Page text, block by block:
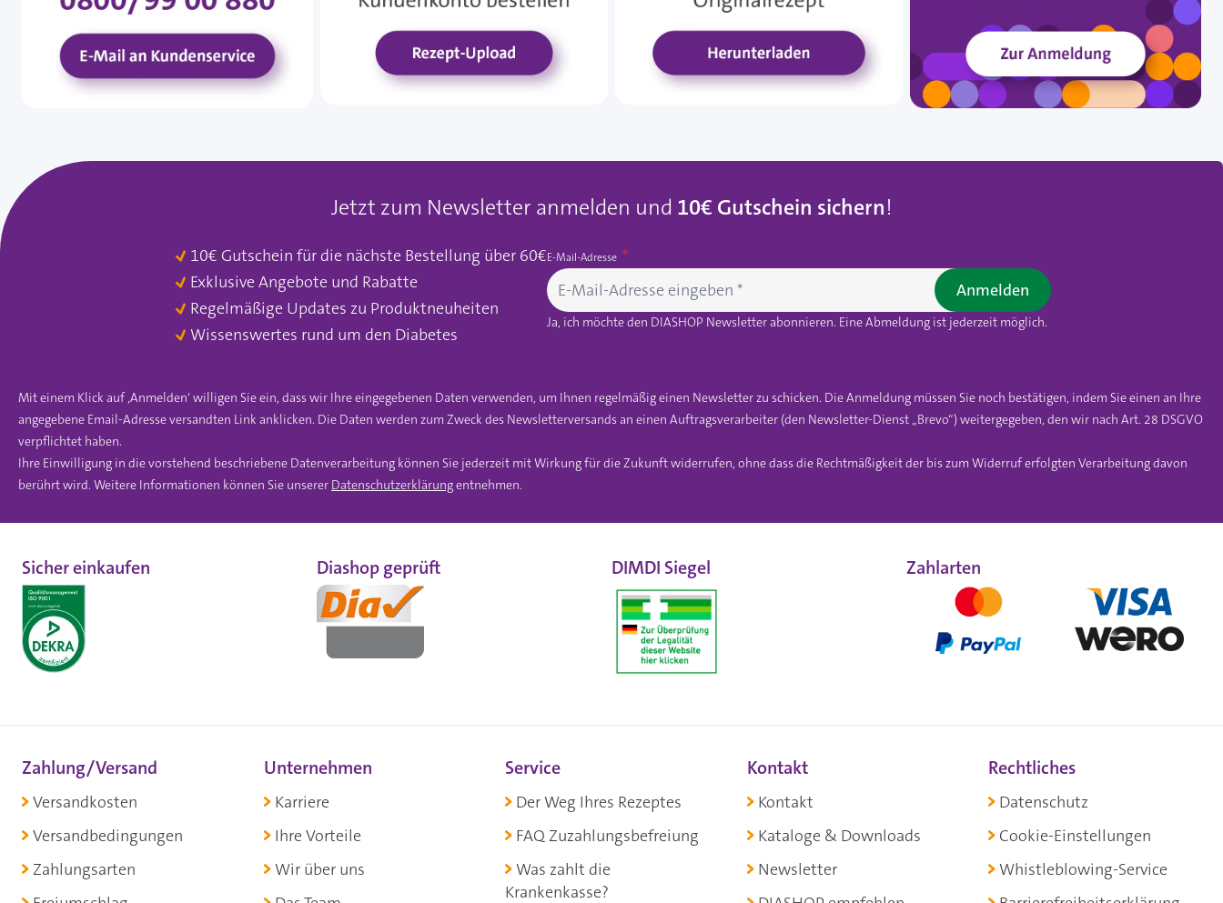
Jetzt zum Newsletter anmelden und 10€ Gutschein sichern!
10€ Gutschein für die nächste Bestellung über 60€
Exklusive Angebote und Rabatte
Regelmäßige Updates zu Produktneuheiten
Wissenswertes rund um den Diabetes
E-Mail-Adresse
Ja, ich möchte den DIASHOP Newsletter abonnieren. Eine Abmeldung ist jederzeit möglich.
Anmelden
Mit einem Klick auf ‚Anmelden‘ willigen Sie ein, dass wir Ihre eingegebenen Daten verwenden, um Ihnen regelmäßig einen Newsletter zu schicken. Die Anmeldung müssen Sie noch bestätigen, indem Sie einen an Ihre
angegebene Email-Adresse versandten Link anklicken. Die Daten werden zum Zweck des Newsletterversands an einen Auftragsverarbeiter (den Newsletter-Dienst „Brevo“) weitergegeben, den wir nach Art. 28 DSGVO
verpflichtet haben.
Ihre Einwilligung in die vorstehend beschriebene Datenverarbeitung können Sie jederzeit mit Wirkung für die Zukunft widerrufen, ohne dass die Rechtmäßigkeit der bis zum Widerruf erfolgten Verarbeitung davon
berührt wird. Weitere Informationen können Sie unserer Datenschutzerklärungentnehmen.
Sicher einkaufen Diashop geprüft DIMDI Siegel Zahlarten
Zahlung/Versand
Versandkosten
Versandbedingungen
Zahlungsarten
Unternehmen
Karriere
Ihre Vorteile
Wir über uns
Service
Der Weg Ihres Rezeptes
FAQ Zuzahlungsbefreiung
Was zahlt die
Krankenkasse?
Kontakt
Kontakt
Kataloge & Downloads
Newsletter
Rechtliches
Datenschutz
Cookie-Einstellungen
Whistleblowing-Service